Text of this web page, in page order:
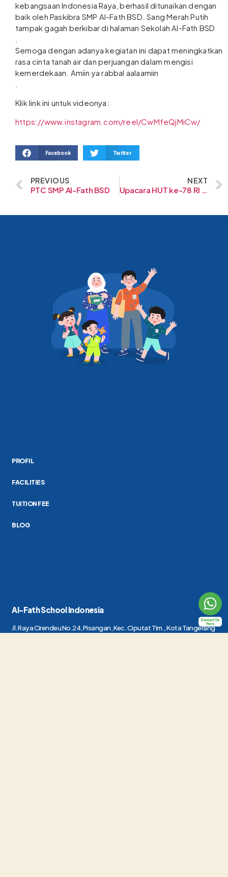
kebangsaan Indonesia Raya, berhasil ditunaikan dengan
baik oleh Paskibra SMP Al-Fath BSD. Sang Merah Putih
tampak gagah berkibar di halaman Sekolah Al-Fath BSD
Semoga dengan adanya kegiatan ini dapat meningkatkan
rasa cinta tanah air dan perjuangan dalam mengisi
kemerdekaan. Amiin ya rabbal aalaamiin
Klik link ini untuk videonya:
https://www.instagram.com/reel/CwMfeQjMiCw/
Facebook Twitter
PREVIOUS
PTC SMP Al-Fath BSD
NEXT
Upacara HUT ke-78 RI di SMP-SMA Al-Fath Cirendeu
Al-Fath School Indonesia
Jl. Raya Cirendeu No.24, Pisangan, Kec. Ciputat Tim., Kota Tangerang
PROFIL
FACILITIES
TUITION FEE
BLOG